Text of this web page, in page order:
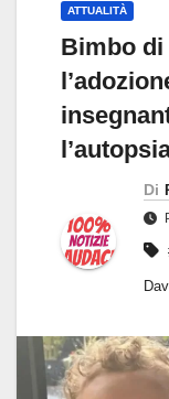
ATTUALITÀ
Bimbo
Di